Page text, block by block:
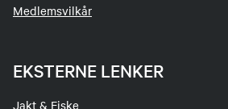
Medlemsvilkår
EKSTERNE LENKER
Jakt & Fiske